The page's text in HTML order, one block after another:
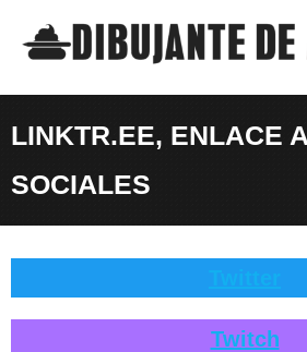
LINKTR.EE, ENLACE
SOCIALES
Twitch